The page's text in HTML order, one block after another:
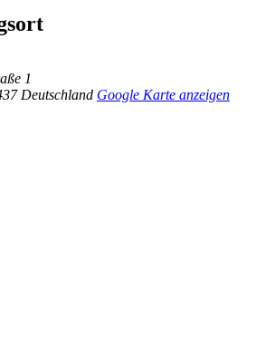
1
Deutschland Google Karte anzeigen